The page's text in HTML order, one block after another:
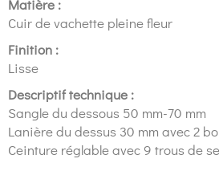
Matière :
Cuir de vachette pleine fleur
Finition :
Lisse
Descriptif technique :
Sangle du dessous 50 mm-70 mm
Lanière du dessus 30 mm avec 2
Ceinture réglable avec 9 trous de